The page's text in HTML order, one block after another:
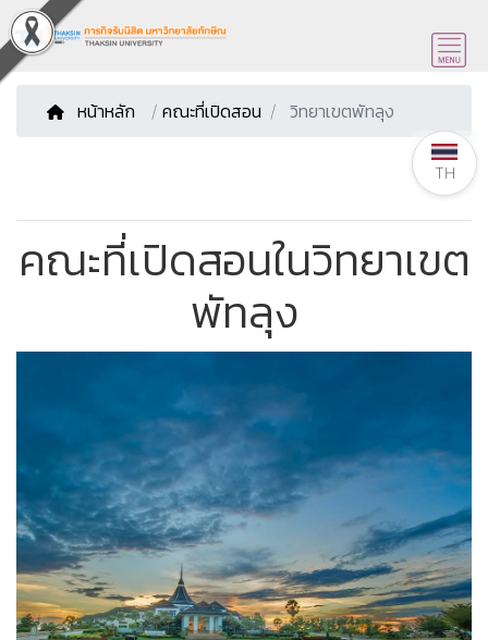
หน้าหลัก / คณะที่เปิดสอน วิทยาเขตพัทลุง
คณะที่เปิดสอนในวิทยาเขต
พัทลุง
TH